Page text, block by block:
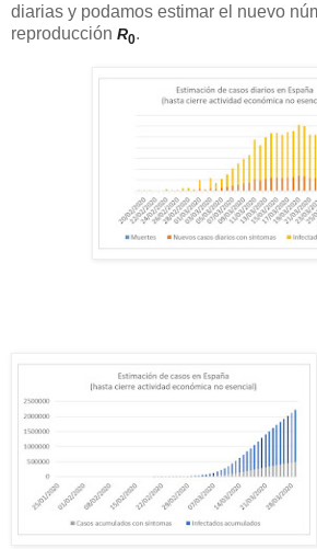
diarias y podamos estimar el nuevo
reproducción R0.